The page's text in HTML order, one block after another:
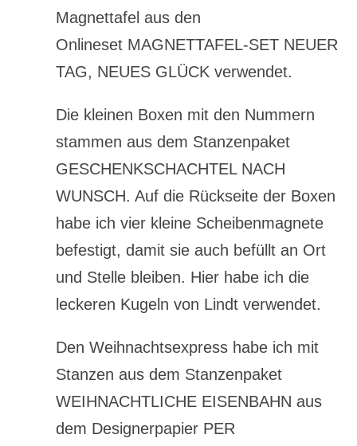
Magnettafel aus den
Onlineset MAGNETTAFEL-SET NEUER
TAG, NEUES GLÜCK verwendet.
Die kleinen Boxen mit den Nummern
stammen aus dem Stanzenpaket
GESCHENKSCHACHTEL NACH
WUNSCH. Auf die Rückseite der Boxen
habe ich vier kleine Scheibenmagnete
befestigt, damit sie auch befüllt an Ort
und Stelle bleiben. Hier habe ich die
leckeren Kugeln von Lindt verwendet.
Den Weihnachtsexpress habe ich mit
Stanzen aus dem Stanzenpaket
WEIHNACHTLICHE EISENBAHN aus
dem Designerpapier PER